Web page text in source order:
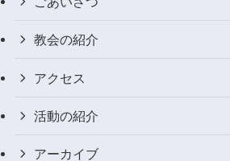
教会の紹介
アクセス
活動の紹介
アーカイブ